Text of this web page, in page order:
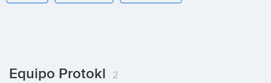
Equipo Protokl 2